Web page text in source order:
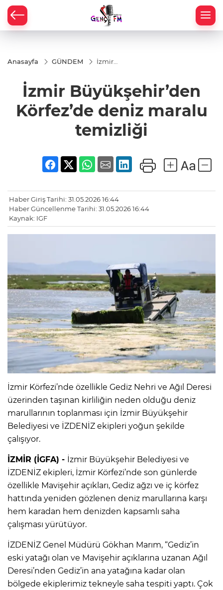
Anasayfa GÜNDEM
İzmir
maralu
temizliği
İzmir Büyükşehir’den
Körfez’de deniz maralu
temizliği
Haber Giriş Tarihi: 31.05.2026 16:44
Haber Güncellenme Tarihi: 31.05.2026 16:44
Kaynak: IGF
İzmir Körfezi’nde özellikle Gediz Nehri ve Ağıl Deresi
üzerinden taşınan kirliliğin neden olduğu deniz
marullarının toplanması için İzmir Büyükşehir
Belediyesi ve İZDENİZ ekipleri yoğun şekilde
çalışıyor.
İZMİR (İGFA) - İzmir Büyükşehir Belediyesi ve
İZDENİZ ekipleri, İzmir Körfezi’nde son günlerde
özellikle Mavişehir açıkları, Gediz ağzı ve iç körfez
hattında yeniden gözlenen deniz marullarına karşı
hem karadan hem denizden kapsamlı saha
çalışması yürütüyor.
İZDENİZ Genel Müdürü Gökhan Marım, “Gediz’in
eski yatağı olan ve Mavişehir açıklarına uzanan Ağıl
Deresi’nden Gediz’in ana yatağına kadar olan
bölgede ekiplerimiz tekneyle saha tespiti yaptı. Çok